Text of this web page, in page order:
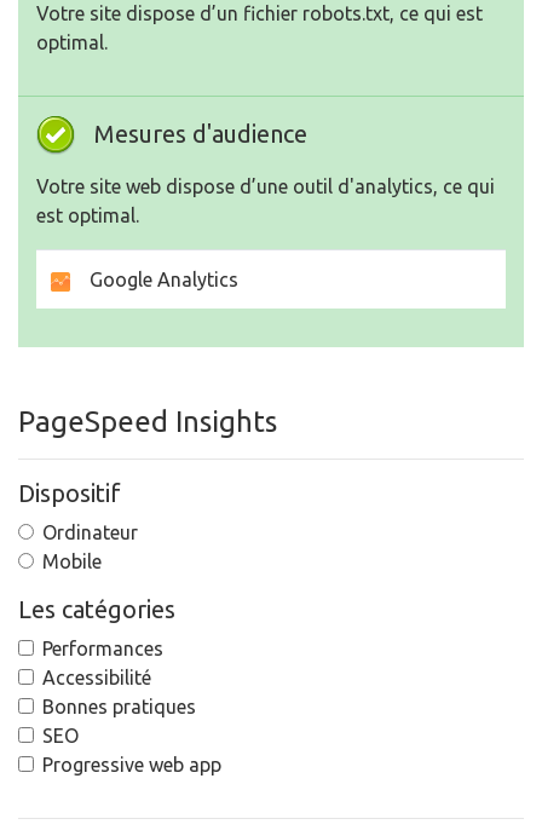
Votre site dispose d’un fichier robots.txt, ce qui est
optimal.
Mesures d'audience
Votre site web dispose d’une outil d'analytics, ce qui
est optimal.
Google Analytics
PageSpeed Insights
Dispositif
Ordinateur
Mobile
Les catégories
Performances
Accessibilité
Bonnes pratiques
SEO
Progressive web app